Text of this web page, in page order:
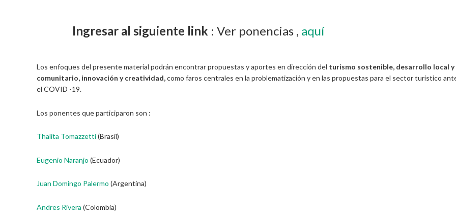
Ingresar al siguiente link : Ver ponencias , aquí
Los enfoques del presente material podrán encontrar propuestas y aportes en dirección del turismo sostenible, desarrollo local y
comunitario, innovación y creatividad,como faros centrales en la problematización y en las propuestas para el sector turístico
el COVID -19.
Los ponentes que participaron son :
Thalita Tomazzetti(Brasil)
Eugenio Naranjo (Ecuador)
Juan Domingo Palermo (Argentina)
Andres Rivera (Colombia)